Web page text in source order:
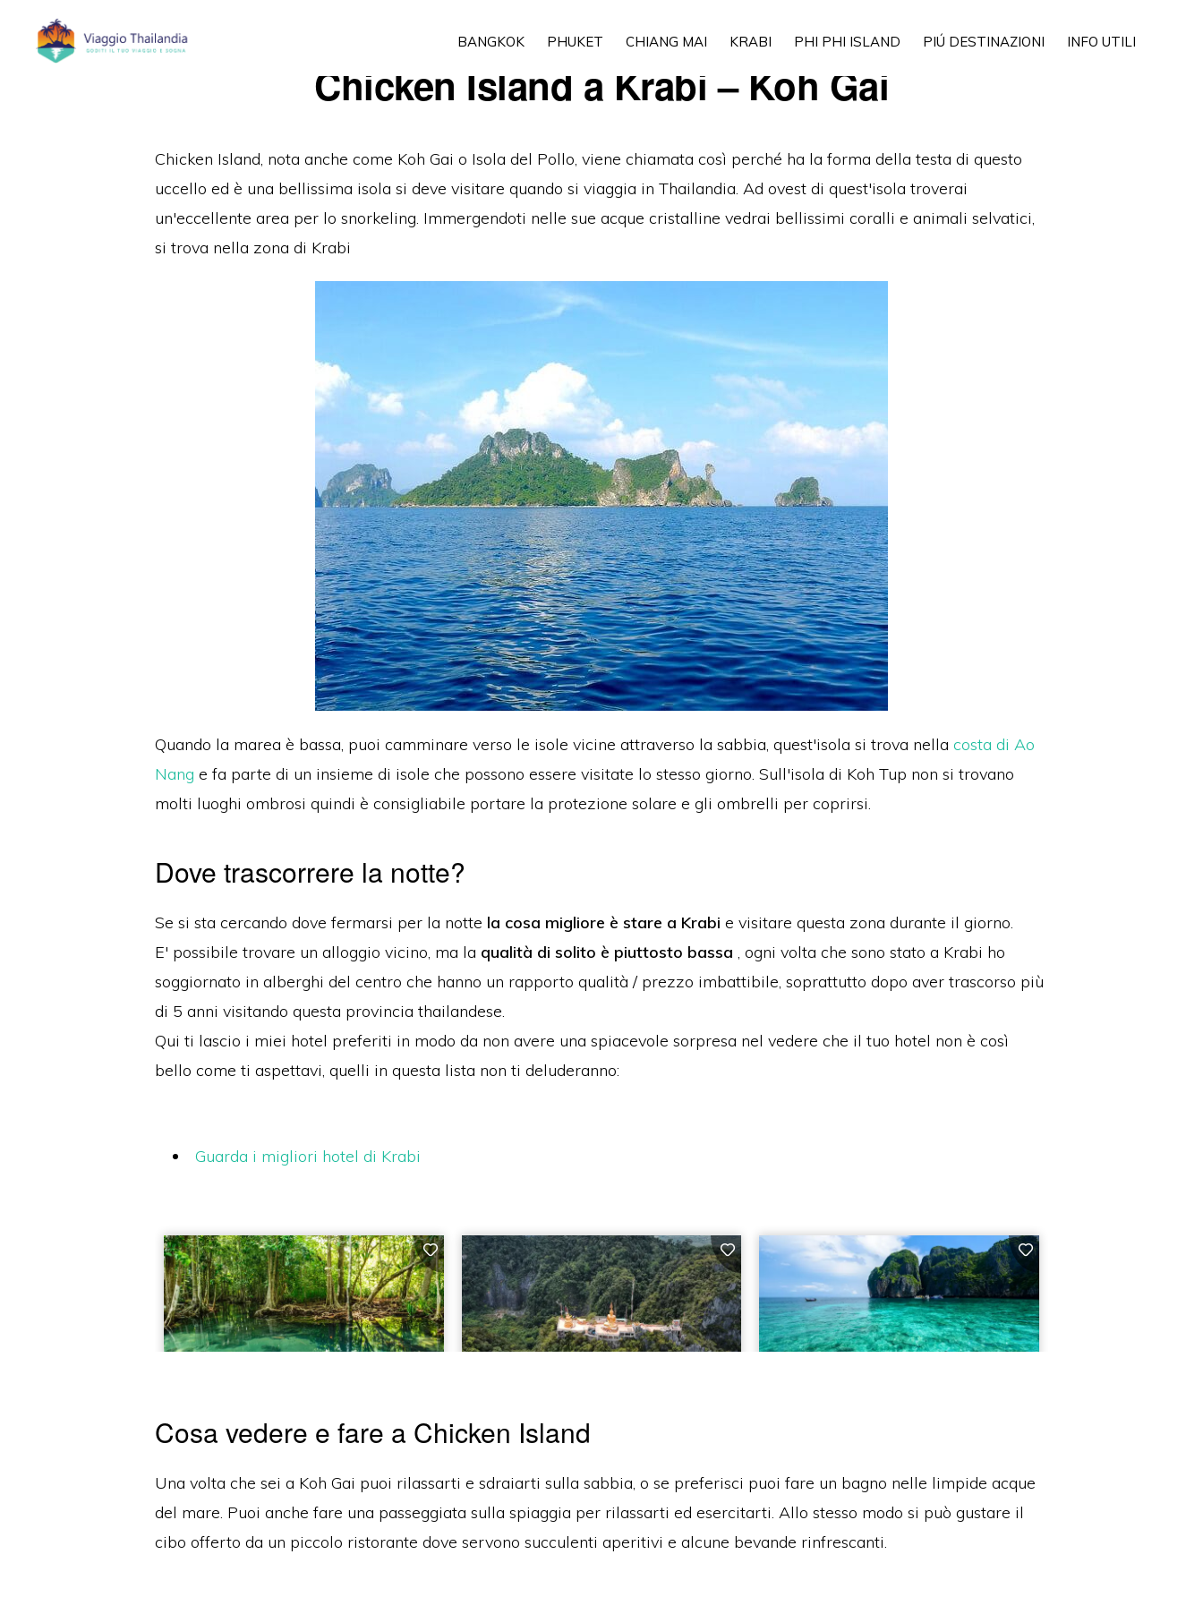
BANGKOK PHUKET CHIANG MAI KRABI PHI PHI ISLAND PIÚ DESTINAZIONI INFO UTILI
Chicken Island a Krabi – Koh Gai
Chicken Island, nota anche come Koh Gai o Isola del Pollo, viene chiamata così perché ha la forma della testa di questo
uccello ed è una bellissima isola si deve visitare quando si viaggia in Thailandia. Ad ovest di quest'isola troverai
un'eccellente area per lo snorkeling. Immergendoti nelle sue acque cristalline vedrai bellissimi coralli e animali selvatici,
si trova nella zona di Krabi
Quando la marea è bassa, puoi camminare verso le isole vicine attraverso la sabbia, quest'isola si trova nella costa di Ao
Nang e fa parte di un insieme di isole che possono essere visitate lo stesso giorno. Sull'isola di Koh Tup non si trovano
molti luoghi ombrosi quindi è consigliabile portare la protezione solare e gli ombrelli per coprirsi.
Dove trascorrere la notte?
Se si sta cercando dove fermarsi per la notte la cosa migliore è stare a Krabi e visitare questa zona durante il giorno.
E' possibile trovare un alloggio vicino, ma la qualità di solito è piuttosto bassa , ogni volta che sono stato a Krabi ho
soggiornato in alberghi del centro che hanno un rapporto qualità / prezzo imbattibile, soprattutto dopo aver trascorso più
di 5 anni visitando questa provincia thailandese.
Qui ti lascio i miei hotel preferiti in modo da non avere una spiacevole sorpresa nel vedere che il tuo hotel non è così
bello come ti aspettavi, quelli in questa lista non ti deluderanno:
Guarda i migliori hotel di Krabi
Cosa vedere e fare a Chicken Island
Una volta che sei a Koh Gai puoi rilassarti e sdraiarti sulla sabbia, o se preferisci puoi fare un bagno nelle limpide acque
del mare. Puoi anche fare una passeggiata sulla spiaggia per rilassarti ed esercitarti. Allo stesso modo si può gustare il
cibo offerto da un piccolo ristorante dove servono succulenti aperitivi e alcune bevande rinfrescanti.